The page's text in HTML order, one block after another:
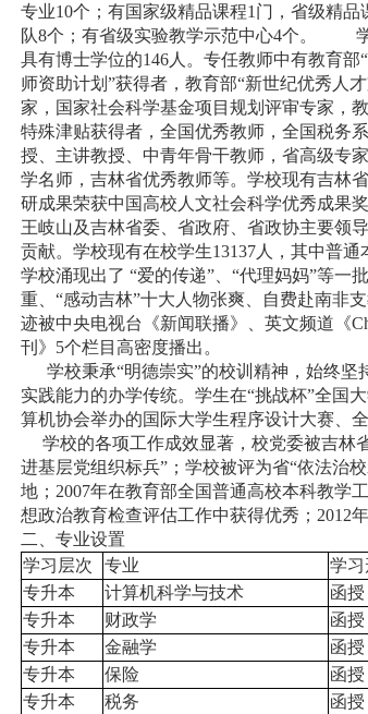
专业10个；有国家级精品课程1 门，省级精品
队8个；有省级实验教学示范中心4个。
具有博士学位的146人。专任教师中有教育部
师资助计划”获得者，教育部“新世纪优秀人
家，国家社会科学基金项目规划评审专家，
特殊津贴获得者，全国优秀教师，全国税务
授、主讲教授、中青年骨干教师，省高级专
学名师，吉林省优秀教师等。学校现有吉林
研成果荣获中国高校人文社会科学优秀成果
王岐山及吉林省委、省政府、省政协主要领
贡献。学校现有在校学生13137人，其中普通
学校涌现出了 “爱的传递”、“代理妈妈”等一
重、“感动吉林”十大人物张爽、自费赴南非
迹被中央电视台《新闻联播》、英文频道《
刊》 5个栏目高密度播出。
学校秉承“明德崇实”的校训精神，始终
实践能力的办学传统。学生在“挑战杯”全国
算机协会举办的国际大学生程序设计大赛、
学校的各项工作成效显著，校党委被吉林
进基层党组织标兵”；学校被评为省“依法治校
地； 2007年在教育部全国普通高校本科教学
想政治教育检查评估工作中获得优秀； 2012
二、专业设置
学习层次
专业 学习
专升本
计算机科学与技术 函授
专升本
财政学 函授
专升本
金融学 函授
专升本
保险 函授
专升本
税务 函授